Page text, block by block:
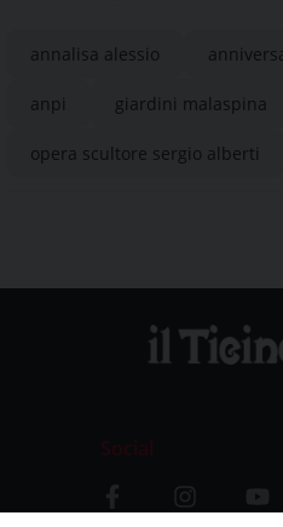
annalisa alessio
anpi giardini malaspina
opera scultore sergio alberti
Social